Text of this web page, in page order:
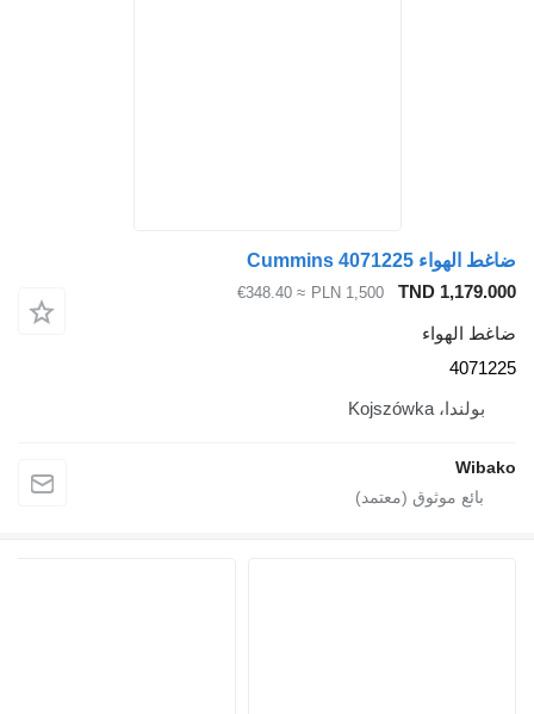
ضاغط الهواء Cummins 4071225
TND 1,179.000
PLN 1,500
≈ €348.40
ضاغط الهواء
4071225
بولندا، Kojszówka
Wibako